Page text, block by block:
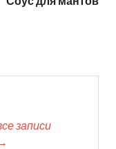
записи